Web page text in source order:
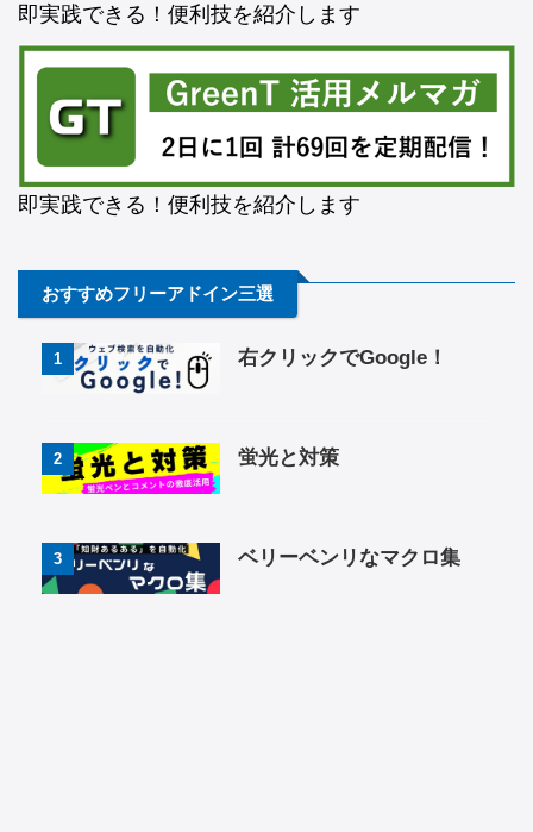
即実践できる！便利技を紹介します
即実践できる！便利技を紹介します
おすすめフリーアドイン三選
1 右クリックでGoogle！
2 蛍光と対策
3 ベリーベンリなマクロ集